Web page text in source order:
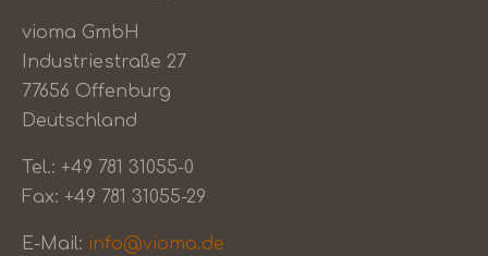
vioma GmbH
Industriestraße 27
77656 Offenburg
Deutschland
Tel.: +49 781 31055-0
Fax: +49 781 31055-29
E-Mail: info@vioma.de